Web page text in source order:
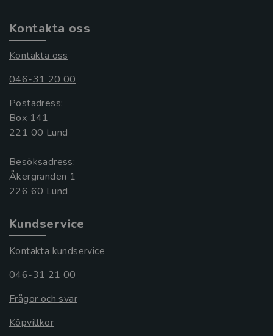
Kontakta oss
Kontakta oss
046-31 20 00
Postadress:
Box 141
221 00 Lund
Besöksadress:
Åkergränden 1
Kundservice
Kontakta kundservice
046-31 21 00
Frågor och svar
Köpvillkor